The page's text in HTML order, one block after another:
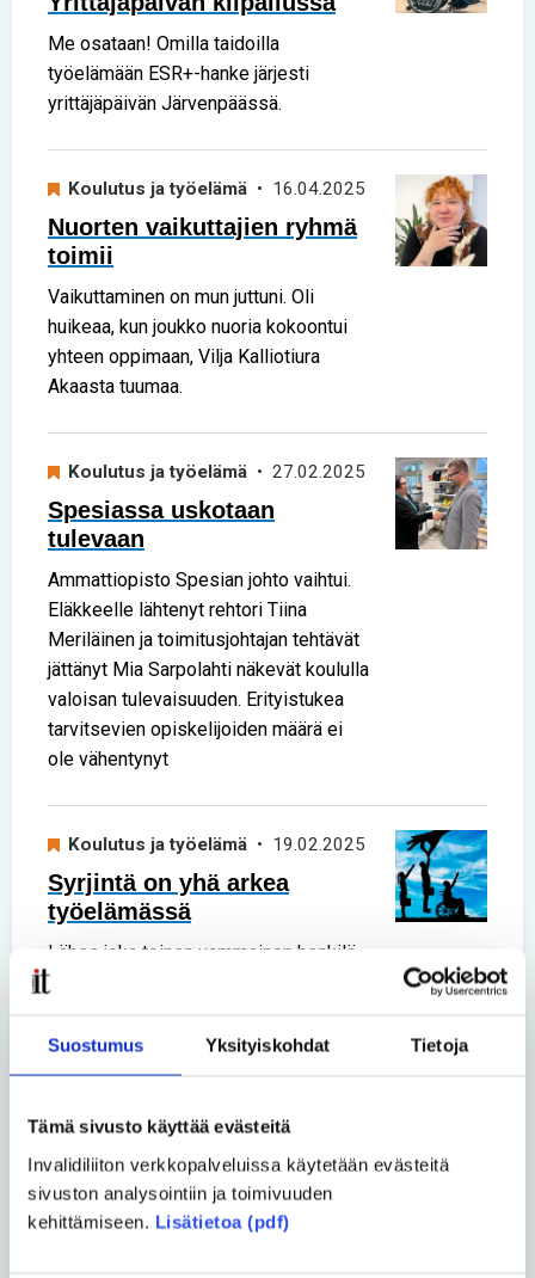
Suostumus Yksityiskohdat Tietoja
Tämä sivusto käyttää evästeitä
Invalidiliiton verkkopalveluissa käytetään evästeitä
sivuston analysointiin ja toimivuuden
kehittämiseen. Lisätietoa (pdf)
Me osataan! Omilla taidoilla
työelämään ESR+-hanke järjesti
yrittäjäpäivän Järvenpäässä.
Koulutus ja työelämä • 16.04.2025
Nuorten vaikuttajien ryhmä
toimii
Vaikuttaminen on mun juttuni. Oli
huikeaa, kun joukko nuoria kokoontui
yhteen oppimaan, Vilja Kalliotiura
Akaasta tuumaa.
Koulutus ja työelämä • 27.02.2025
Spesiassa uskotaan
tulevaan
Ammattiopisto Spesian johto vaihtui.
Eläkkeelle lähtenyt rehtori Tiina
Meriläinen ja toimitusjohtajan tehtävät
jättänyt Mia Sarpolahti näkevät koululla
valoisan tulevaisuuden. Erityistukea
tarvitsevien opiskelijoiden määrä ei
ole vähentynyt
Koulutus ja työelämä • 19.02.2025
Syrjintä on yhä arkea
työelämässä
Lähes joka toinen vammainen henkilö
on kokenut syrjintää työelämässä tai
myös nostaa asian esille.
Koulutus ja työelämä• 12.02.2025
Reko Suomalainen haki
töitä 15 vuoden ajan –
lopulta tärppäsi